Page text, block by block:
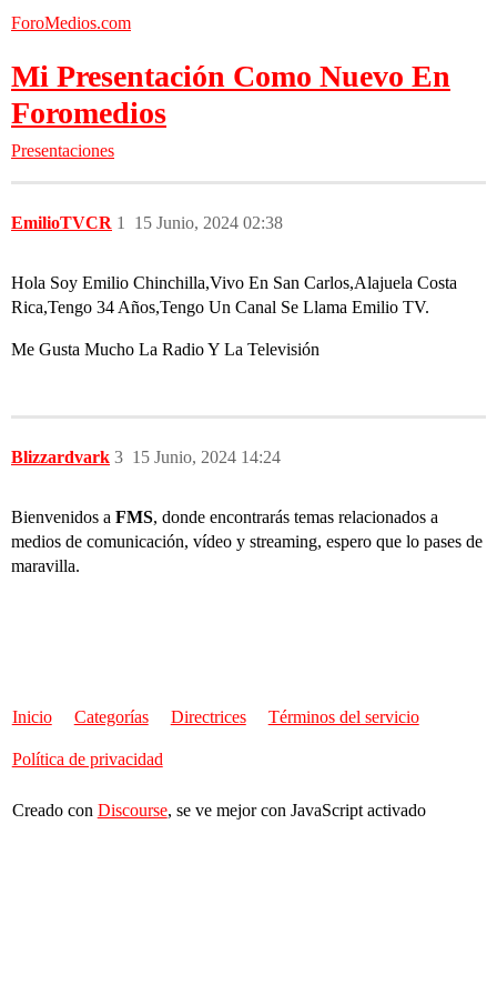
ForoMedios.com
Mi Presentación Como Nuevo En
Foromedios
Presentaciones
EmilioTVCR 15 Junio, 2024 02:38
1
Hola Soy Emilio Chinchilla,Vivo En San Carlos,Alajuela Costa
Rica,Tengo 34 Años,Tengo Un Canal Se Llama Emilio TV.
Me Gusta Mucho La Radio Y La Televisión
Blizzardvark 15 Junio, 2024 14:24
3
Bienvenidos a FMS, donde encontrarás temas relacionados a
medios de comunicación, vídeo y streaming, espero que lo pases de
maravilla.
Inicio Categorías Directrices Términos del servicio
Política de privacidad
Creado con Discourse, se ve mejor con JavaScript activado